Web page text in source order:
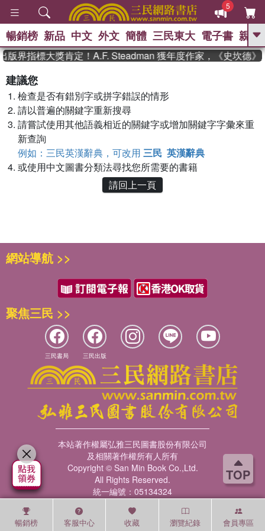
TOP
5
GO
史是一群喵 、
獎 臺灣漫遊錄
登輝時代 、 數學女孩：黎曼猜想 、
暢銷榜 新品 中文 外文 簡體 三民東大 電子書 親子
版界指標大獎肯定！A.F. Steadman 獲年度作家，《史坎德》
建議您
檢查是否有錯別字或拼字錯誤的情形
請以普遍的關鍵字重新搜尋
請嘗試使用其他語義相近的關鍵字或增加關鍵字字彙來重
新查詢
例如：三民英漢辭典，可改用 三民 英漢辭典
或使用中文圖書分類法尋找您所需要的書籍
請回上一頁
暢銷榜 客服中心 收藏 瀏覽紀錄 會員專區
網站導航 >>
聚焦三民 >>
三民書局 三民出版
本站著作權屬弘雅三民圖書股份有限公司
及相關著作權所有人所有
Copyright © San Min Book Co.,Ltd.
All Rights Reserved.
統一編號：05134324